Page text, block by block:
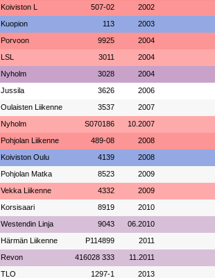
Koiviston L 507-02 2002
Kuopion 113 2003
Porvoon 9925 2004
LSL 3011 2004
Nyholm 3028 2004
Jussila 3626 2006
Oulaisten Liikenne 3537 2007
Nyholm S070186 10.2007
Pohjolan Liikenne 489-08 2008
Koiviston Oulu 4139 2008
Pohjolan Matka 8523 2009
Vekka Liikenne 4332 2009
Korsisaari 8919 2010
Westendin Linja 9043 06.2010
Härmän Liikenne P114899 2011
Revon 416028 333 11.2011
TLO 1297-1 2013